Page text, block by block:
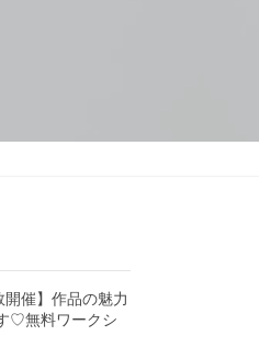
開催】作品の魅力
♡無料ワークシ